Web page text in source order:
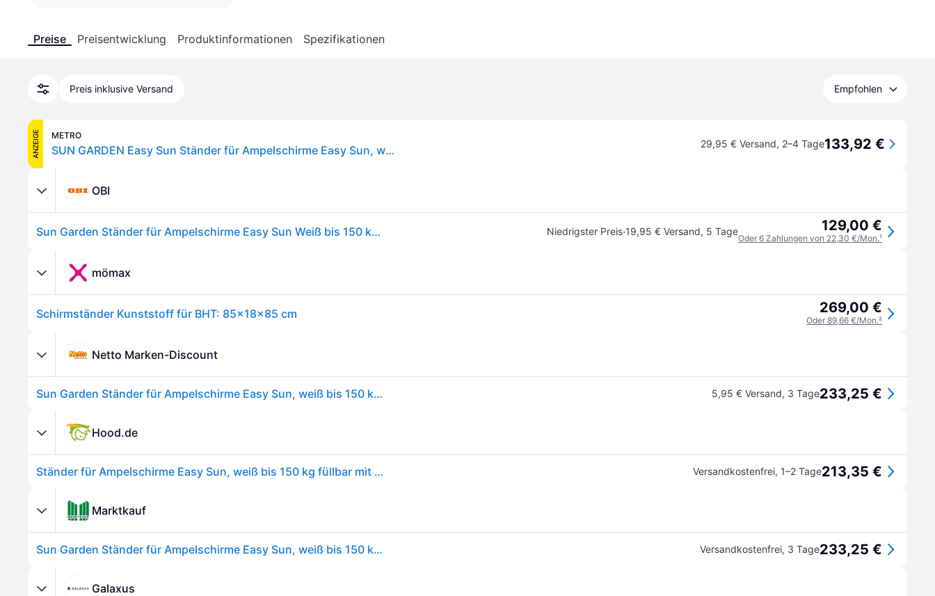
Preise Preisentwicklung Produktinformationen Spezifikationen
Preis inklusive Versand Empfohlen
ANZEIGE METRO
SUN GARDEN Easy Sun Ständer für Ampelschirme Easy Sun, weiß 29,95 € Versand, 2–4 Tage133,92 €
OBI
Sun Garden Ständer für Ampelschirme Easy Sun Weiß bis 150 kg füllbar mit Sand Niedrigster Preis·19,95 € Versand, 5 Tage 129,00 €
Oder 6 Zahlungen von 22,30 €/Mon.¹
mömax
Schirmständer Kunststoff für BHT: 85x18x85 cm 269,00 €
Oder 89,66 €/Mon.²
Netto Marken-Discount
Sun Garden Ständer für Ampelschirme Easy Sun, weiß bis 150 kg füllbar mit Sand 5,95 € Versand, 3 Tage233,25 €
Hood.de
Ständer für Ampelschirme Easy Sun, weiß bis 150 kg füllbar mit Sand Versandkostenfrei, 1–2 Tage213,35 €
Marktkauf
Sun Garden Ständer für Ampelschirme Easy Sun, weiß bis 150 kg füllbar mit Sand Versandkostenfrei, 3 Tage233,25 €
Galaxus